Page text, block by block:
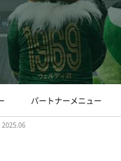
パートナーメニュー
2025.06